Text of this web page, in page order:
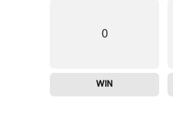
0
WIN